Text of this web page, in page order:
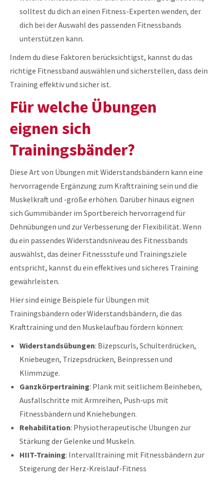
solltest du dich an einen Fitness-Experten wenden, der
dich bei der Auswahl des passenden Fitnessbands
unterstützen kann.
Indem du diese Faktoren berücksichtigst, kannst du das
richtige Fitnessband auswählen und sicherstellen, dass dein
Training effektiv und sicher ist.
Für welche Übungen
eignen sich
Trainingsbänder?
Diese Art von Übungen mit Widerstandsbändern kann eine
hervorragende Ergänzung zum Krafttraining sein und die
Muskelkraft und -größe erhöhen. Darüber hinaus eignen
sich Gummibänder im Sportbereich hervorragend für
Dehnübungen und zur Verbesserung der Flexibilität. Wenn
du ein passendes Widerstandsniveau des Fitnessbands
auswählst, das deiner Fitnessstufe und Trainingsziele
entspricht, kannst du ein effektives und sicheres Training
gewährleisten.
Hier sind einige Beispiele für Übungen mit
Trainingsbändern oder Widerstandsbändern, die das
Krafttraining und den Muskelaufbau fördern können:
Widerstandsübungen: Bizepscurls, Schulterdrücken,
Kniebeugen, Trizepsdrücken, Beinpressen und
Klimmzüge.
Ganzkörpertraining: Plank mit seitlichem Beinheben,
Ausfallschritte mit Armreihen, Push-ups mit
Fitnessbändern und Kniehebungen.
Rehabilitation: Physiotherapeutische Übungen zur
Stärkung der Gelenke und Muskeln.
HIIT-Training: Intervalltraining mit Fitnessbändern zur
Steigerung der Herz-Kreislauf-Fitness